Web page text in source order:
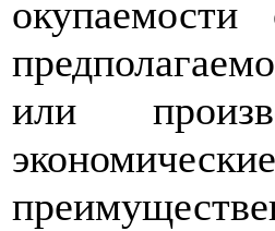
или